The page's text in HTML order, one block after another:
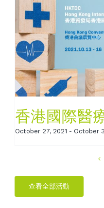
香港國際醫
October 27, 2021 - October
查看全部活動